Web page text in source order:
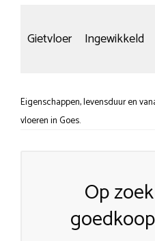
Gietvloer Ingewikkeld
Eigenschappen, levensduur en
vloeren in Goes.
Op